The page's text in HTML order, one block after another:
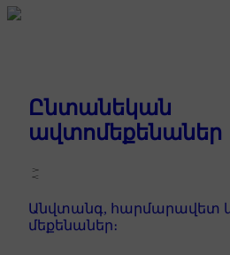
Ընտանեկան
ավտոմեքենաներ
Անվտանգ, հարմարավետ
մեքենաներ։